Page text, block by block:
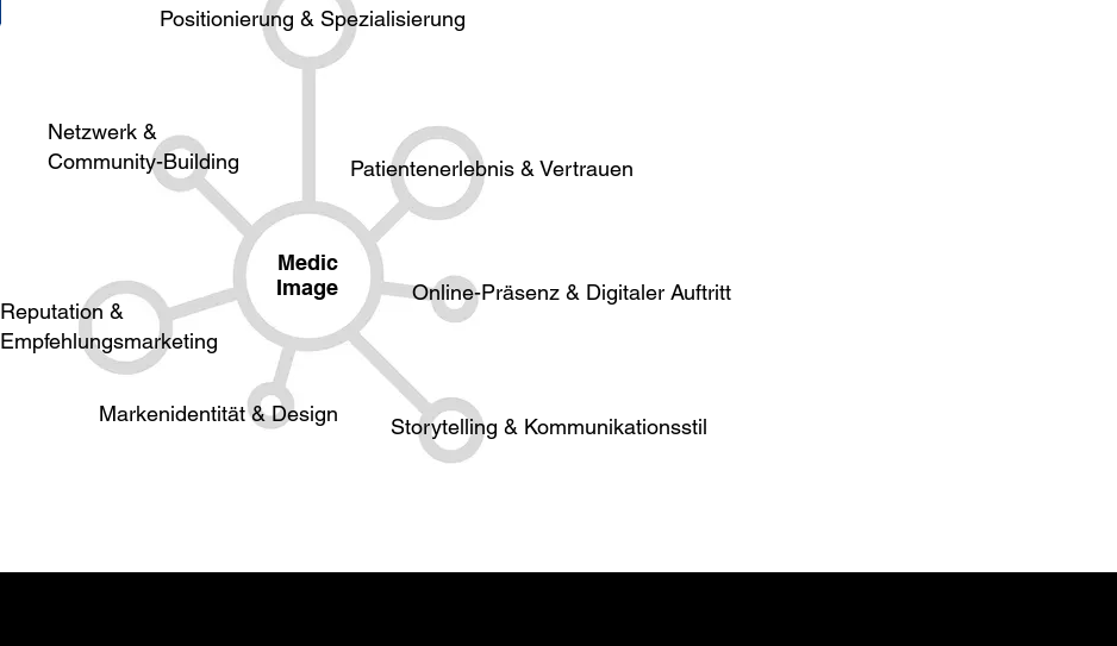
Medic
Image
Positionierung & Spezialisierung
Patientenerlebnis & Vertrauen
Online-Präsenz & Digitaler Auftritt
Storytelling & Kommunikationsstil
Markenidentität & Design
Reputation &
Empfehlungsmarketing
Netzwerk &
Community-Building